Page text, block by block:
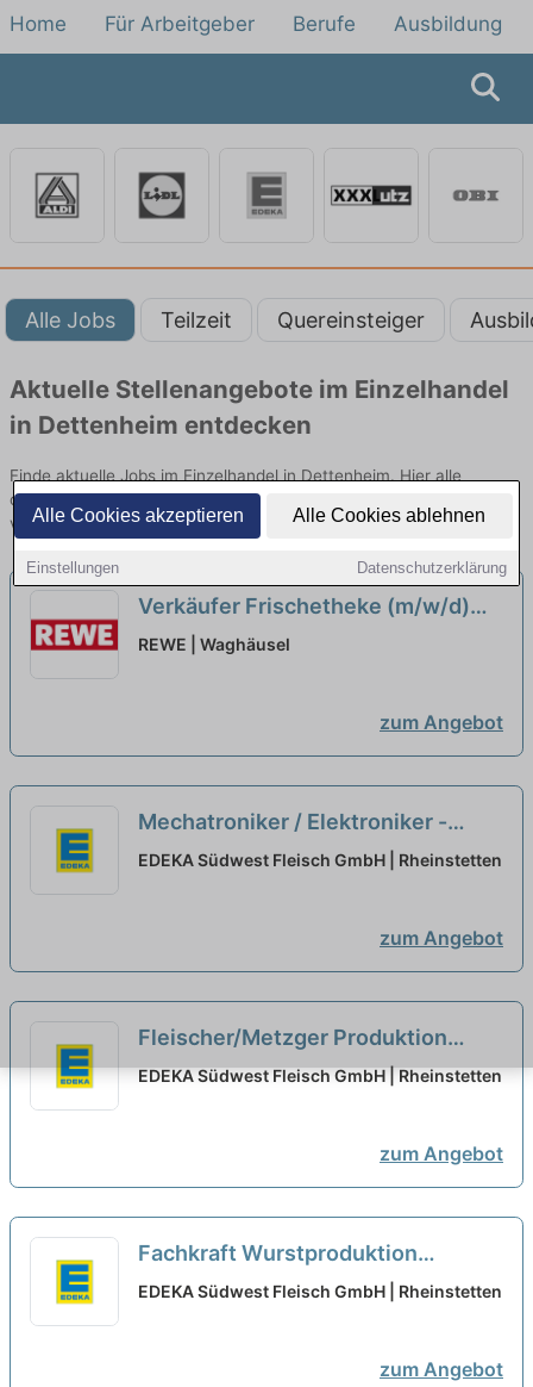
Alle Cookies akzeptieren Alle Cookies ablehnen
Einstellungen Datenschutzerklärung
Home Für Arbeitgeber Berufe Ausbildung
Alle Jobs Teilzeit Quereinsteiger
Aktuelle Stellenangebote im Einzelhandel
in Dettenheim entdecken
Finde aktuelle Jobs im Einzelhandel in Dettenheim. Hier alle
offenen Stellenangebote im Verkauf, Vertrieb und Handel
vergleichen.
Verkäufer Frischetheke (m/w/d)
neu
REWE | Waghäusel
zum Angebot
Mechatroniker / Elektroniker -
Verpackungstechnik (m/w/d) neu
EDEKA Südwest Fleisch GmbH | Rheinstetten
zum Angebot
Fleischer/Metzger Produktion
(m/w/d) Tagschicht/Frühschicht
EDEKA Südwest Fleisch GmbH | Rheinstetten
zum Angebot
Fachkraft Wurstproduktion
(m/w/d) neu
EDEKA Südwest Fleisch GmbH | Rheinstetten
zum Angebot